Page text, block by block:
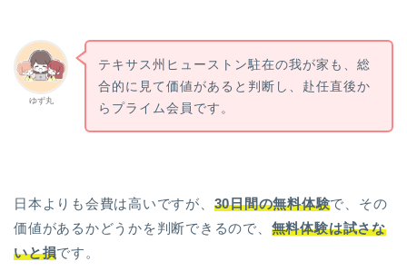
ゆず丸
テキサス州ヒューストン駐在の我が家も、総
合的に見て価値があると判断し、赴任直後か
らプライム会員です。
日本よりも会費は高いですが、 30日間の無料体験で、その
価値があるかどうかを判断できるので、 無料体験は試さな
いと損です。